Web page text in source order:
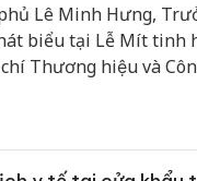
Lê Minh Hưng,
biểu tại Lễ Mít tinh
Thương hiệu và